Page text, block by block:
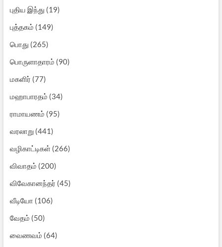
புதிய இந்து (19)
புத்தகம் (149)
பொது (265)
பொருளாதாரம் (90)
மகளிர் (77)
மஹாபாரதம் (34)
ராமாயணம் (95)
வரலாறு(441)
வழிகாட்டிகள்(266)
விவாதம் (200)
விவேகானந்தர் (45)
வீடியோ (106)
வேதம் (50)
வைணவம் (64)